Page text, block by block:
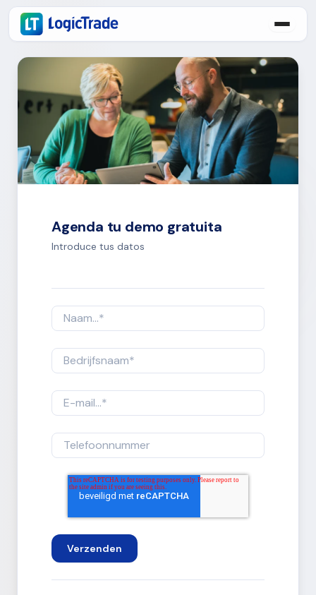
Agenda tu demo gratuita
Introduce tus datos